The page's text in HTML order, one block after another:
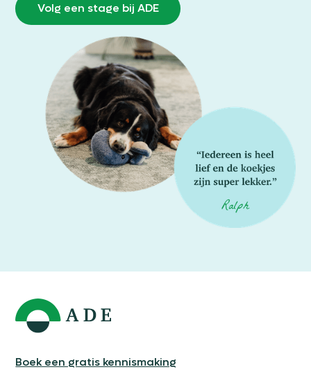
Volg een stage bij ADE
Boek een gratis kennismaking